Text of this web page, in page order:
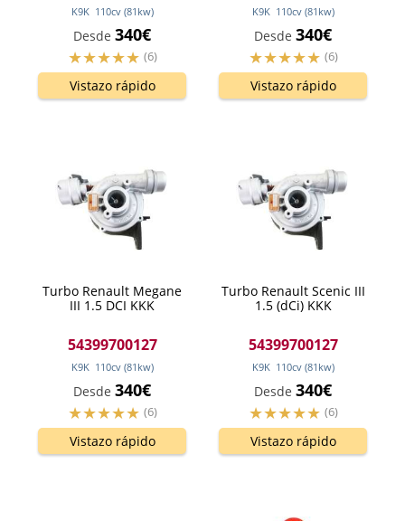
K9K 110cv (81 kw)
Desde 340€
(6)
Vistazo rápido
K9K 110cv (81 kw)
Desde 340€
(6)
Vistazo rápido
Turbo Renault Megane
III 1.5 DCI KKK
54399700127
K9K 110cv (81 kw)
Desde 340€
(6)
Vistazo rápido
Turbo Renault Scenic III
1.5 (dCi) KKK
54399700127
K9K 110cv (81 kw)
Desde 340€
(6)
Vistazo rápido